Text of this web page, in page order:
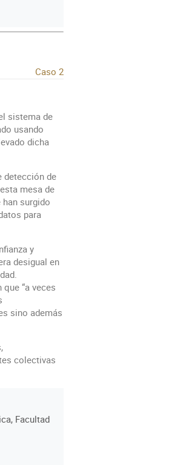
Caso 2
sistema de
usando
dicha
detección de
mesa de
surgido
para
y
desigual en
“a veces
sino además
colectivas
Facultad